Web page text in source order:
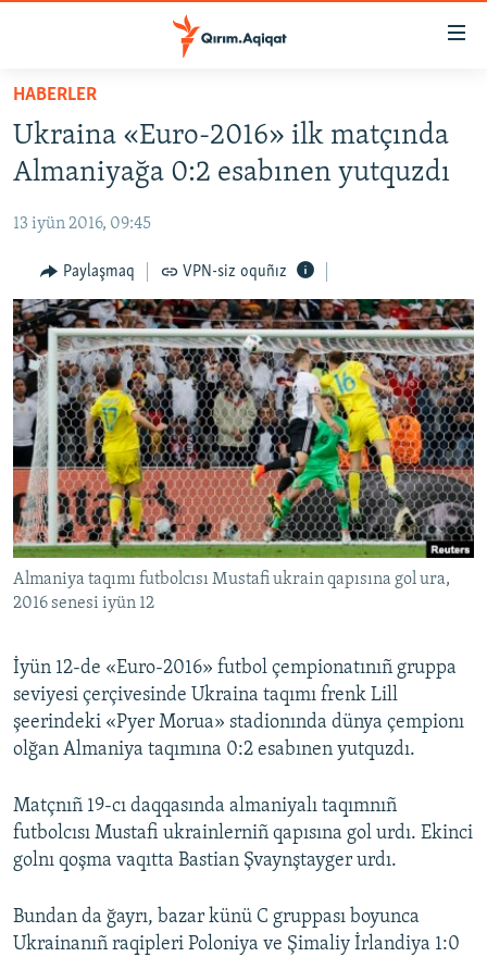
Esas
qaytmaq
Baş
navigatsiyağa
qaytmaq
qaytmaq
HABERLER
SİYASET
İQTİSADİYAT
CEMİYET
MEDENİYET
İNSAN AQLARI
VİDEO
SÜRET
BLOGLAR
FİKİR
Русский
Українською
RFE/RS bütün saytları
HABERLER
Ukraina «Euro-2016» ilk matçında
Almaniyağa 0:2 esabınen yutquzdı
13 iyün 2016, 09:45
Paylaşmaq VPN-siz oquñız
Almaniya taqımı futbolcısı Mustafi ukrain qapısına gol ura,
2016 senesi iyün 12
İyün 12-de «Euro-2016» futbol çempionatınıñ gruppa
seviyesi çerçivesinde Ukraina taqımı frenk Lill
şeerindeki «Pyer Morua» stadionında dünya çempionı
olğan Almaniya taqımına 0:2 esabınen yutquzdı.
Matçnıñ 19-cı daqqasında almaniyalı taqımnıñ
futbolcısı Mustafi ukrainlerniñ qapısına gol urdı. Ekinci
golnı qoşma vaqıtta Bastian Şvaynştayger urdı.
Bundan da ğayrı, bazar künü C gruppası boyunca
Ukrainanıñ raqipleri Poloniya ve Şimaliy İrlandiya 1:0